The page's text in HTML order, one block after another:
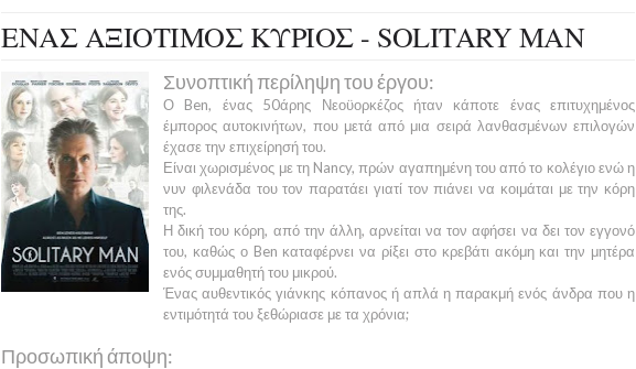
ΕΝΑΣ ΑΞΙΟΤΙΜΟΣ ΚΥΡΙΟΣ - SOLITARY MAN
Συνοπτική περίληψη του έργου:
Ο Ben, ένας 50άρης Νεοϋορκέζος ήταν κάποτε ένας επιτυχημένος
έμπορος αυτοκινήτων, που μετά από μια σειρά λανθασμένων επιλογών
έχασε την επιχείρησή του.
Είναι χωρισμένος με τηNancy, πρών αγαπημένη του από το κολέγιο ενώ η
νυν φιλενάδα του τον παρατάει γιατί τον πιάνει να κοιμάται με την κόρη
της.
Η δική του κόρη, από την άλλη, αρνείται να τον αφήσει να δει τον εγγονό
του, καθώς ο Ben καταφέρνει να ρίξει στο κρεβάτι ακόμη και την μητέρα
ενός συμμαθητή του μικρού.
Ένας αυθεντικός γιάνκης κόπανος ή απλά η παρακμή ενός άνδρα που η
εντιμότητά του ξεθώριασε με τα χρόνια;
Προσωπική άποψη: